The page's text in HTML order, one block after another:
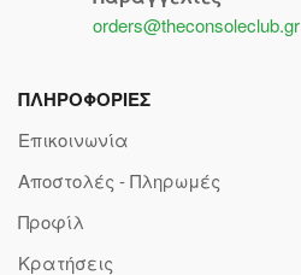
orders@theconsoleclub.gr
ΠΛΗΡΟΦΟΡΙΕΣ
Επικοινωνία
Αποστολές - Πληρωμές
Προφίλ
Κρατήσεις